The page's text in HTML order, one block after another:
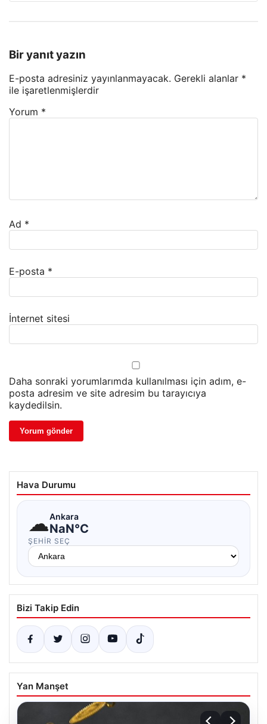
Bir yanıt yazın
E-posta adresiniz yayınlanmayacak. Gerekli alanlar *
ile işaretlenmişlerdir
Yorum *
Ad *
E-posta *
İnternet sitesi
Daha sonraki yorumlarımda kullanılması için adım, e-
posta adresim ve site adresim bu tarayıcıya
kaydedilsin.
Hava Durumu
☁Ankara
NaN°C
ŞEHIR SEÇ
Bizi Takip Edin
Yan Manşet